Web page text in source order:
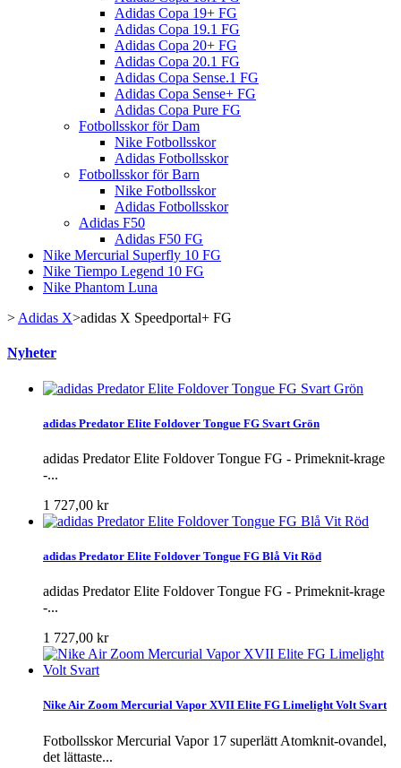
Adidas Copa 19+ FG
Adidas Copa 19.1 FG
Adidas Copa 20+ FG
Adidas Copa 20.1 FG
Adidas Copa Sense.1 FG
Adidas Copa Sense+ FG
Adidas Copa Pure FG
Fotbollsskor för Dam
Nike Fotbollsskor
Adidas Fotbollsskor
Fotbollsskor för Barn
Nike Fotbollsskor
Adidas Fotbollsskor
Adidas F50
Adidas F50 FG
Nike Mercurial Superfly 10 FG
Nike Tiempo Legend 10 FG
Nike Phantom Luna
> Adidas X>adidas X Speedportal+ FG
Nyheter
adidas Predator Elite Foldover Tongue FG Svart Grön
adidas Predator Elite Foldover Tongue FG - Primeknit-krage
-...
1 727,00 kr
adidas Predator Elite Foldover Tongue FG Blå Vit Röd
adidas Predator Elite Foldover Tongue FG - Primeknit-krage
-...
1 727,00 kr
Nike Air Zoom Mercurial Vapor XVII Elite FG Limelight Volt Svart
Fotbollsskor Mercurial Vapor 17 superlätt Atomknit-ovandel,
det lättaste...